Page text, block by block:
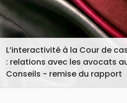
L’interactivité à la Cour de
: relations avec les avocats
Conseils - remise du rapport